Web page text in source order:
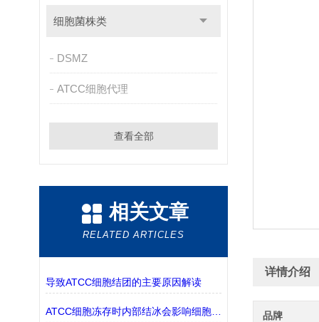
细胞菌株类
DSMZ
ATCC细胞代理
查看全部
相关文章
RELATED ARTICLES
导致ATCC细胞结团的主要原因解读
ATCC细胞冻存时内部结冰会影响细胞活性吗
详情介绍
品牌